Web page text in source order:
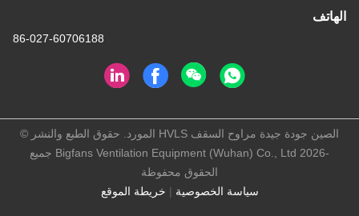
الهاتف
86-027-60706188
سياسة الخصوصية| خريطة الموقع
الصين جودة جيدة مراوح السقف HVLS المورد. حقوق الطبع والنشر ©
-2026 Bigfans Ventilation Equipment (Wuhan) Co., Ltd جميع
الحقوق محفوظة